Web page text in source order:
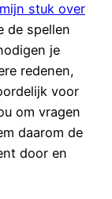
mijn stuk over
de spellen
je
redenen,
voor
om vragen
daarom de
door en